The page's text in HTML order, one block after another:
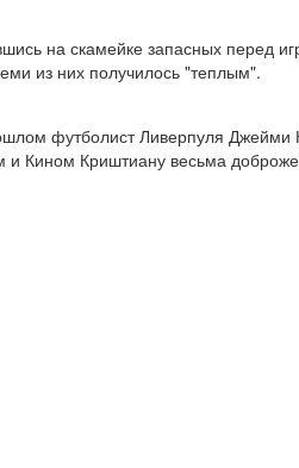
на скамейке запасных перед
из них получилось "теплым".
футболист Ливерпуля Джейми
и Кином Криштиану весьма